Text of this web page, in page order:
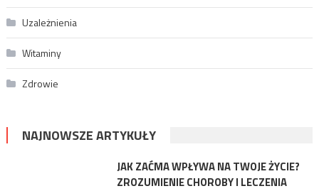
Uzależnienia
Witaminy
Zdrowie
NAJNOWSZE ARTYKUŁY
JAK ZAĆMA WPŁYWA NA TWOJE ŻYCIE?
ZROZUMIENIE CHOROBY I LECZENIA